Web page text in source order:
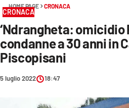
Sezioni
CRONACA
POLITICA
HOME PAGE CRONACA
CRONACA
‘Ndrangheta:
condanne a 30 anni in
Piscopisani
5 luglio 2022 18:47